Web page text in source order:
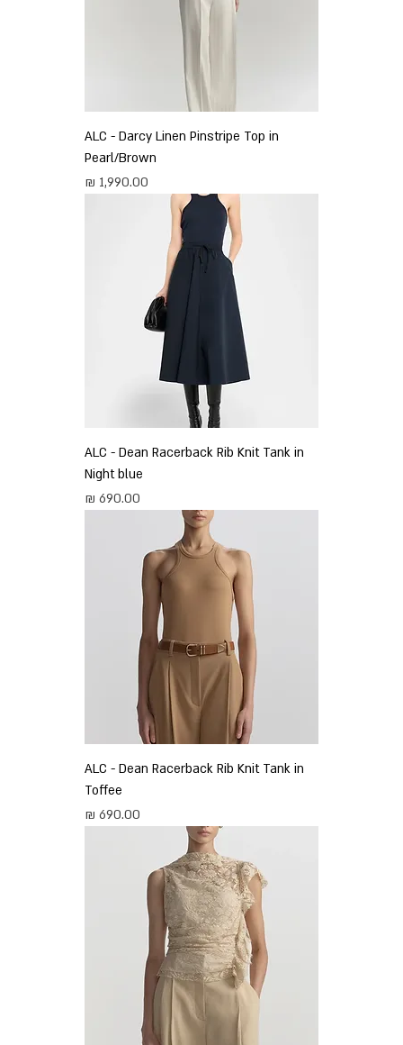
ALC - Darcy Linen Pinstripe Top in
Pearl/Brown
מחיר
ALC - Dean Racerback Rib Knit Tank in
Night blue
מחיר
ALC - Dean Racerback Rib Knit Tank in
Toffee
מחיר